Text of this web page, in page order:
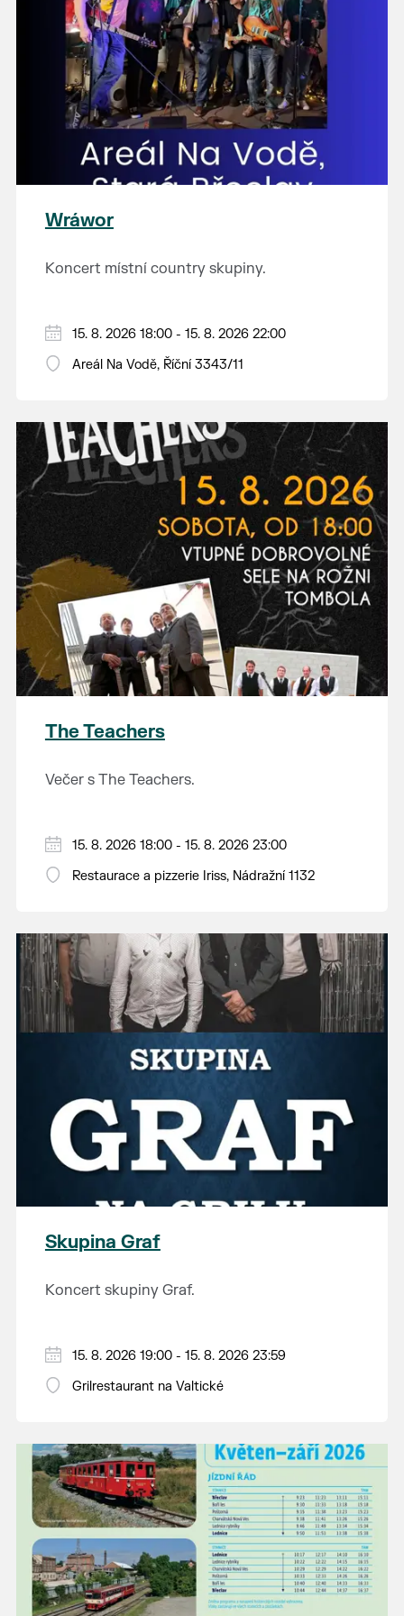
Wráwor
Koncert místní country skupiny.
15. 8. 2026 18:00 - 15. 8. 2026 22:00
Areál Na Vodě, Říční 3343/11
The Teachers
Večer s The Teachers.
15. 8. 2026 18:00 - 15. 8. 2026 23:00
Restaurace a pizzerie Iriss, Nádražní 1132
Skupina Graf
Koncert skupiny Graf.
15. 8. 2026 19:00 - 15. 8. 2026 23:59
Grilrestaurant na Valtické